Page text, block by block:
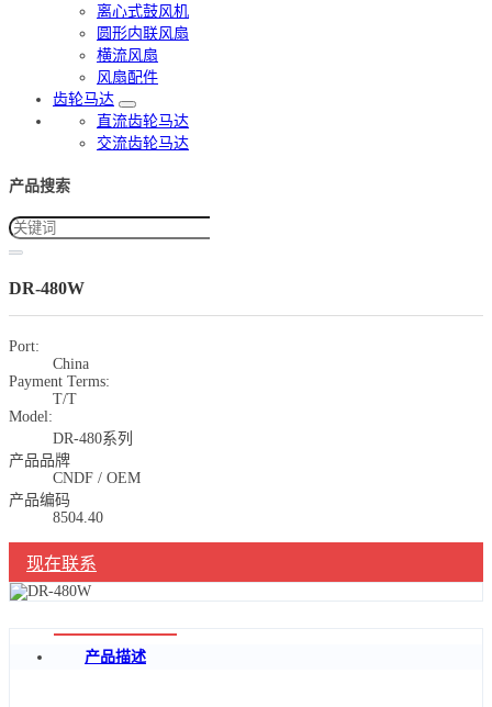
离心式鼓风机
圆形内联风扇
横流风扇
风扇配件
齿轮马达
直流齿轮马达
交流齿轮马达
产品搜索
DR-480W
Port:
China
Payment Terms:
T/T
Model:
DR-480系列
产品品牌
CNDF / OEM
产品编码
8504.40
现在联系
产品描述